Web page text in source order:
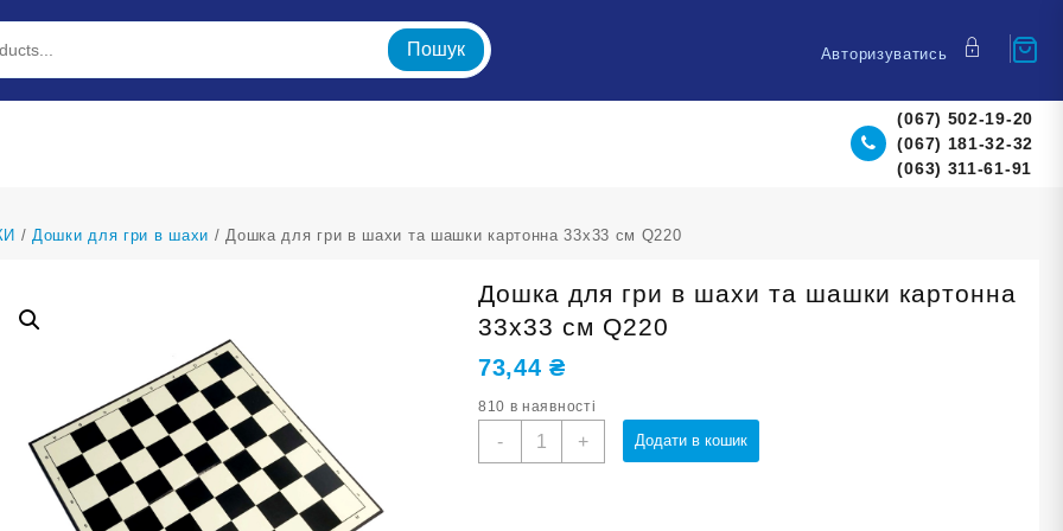
Пошук Авторизуватись
(067) 502-19-20
(067) 181-32-32
(063) 311-61-91
/ Дошки для гри в шахи / Дошка для гри в шахи та шашки картонна 33х33 см Q220
Дошка для гри в шахи та шашки картонна
33х33 см Q220
73,44₴
810 в наявності
-
Дошка
+ Додати в кошик